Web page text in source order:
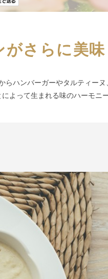
さらに美味
ハンバーガーやタルティーヌ
よって生まれる味のハーモニ